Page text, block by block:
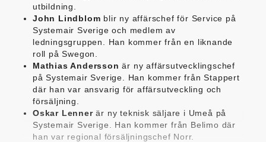
utbildning.
John Lindblom blir ny affärschef för Service på
Systemair Sverige och medlem av
ledningsgruppen. Han kommer från en liknande
roll på Swegon.
Mathias Andersson är ny affärsutvecklingschef
på Systemair Sverige. Han kommer från Stappert
där han var ansvarig för affärsutveckling och
försäljning.
Oskar Lennerär ny teknisk säljare i Umeå på
Systemair Sverige. Han kommer från Belimo där
han var regional försäljningschef Norr.